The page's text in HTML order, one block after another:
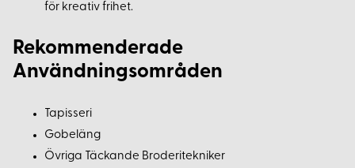
för kreativ frihet.
Rekommenderade
Användningsområden
Tapisseri
Gobeläng
Övriga Täckande Broderitekniker